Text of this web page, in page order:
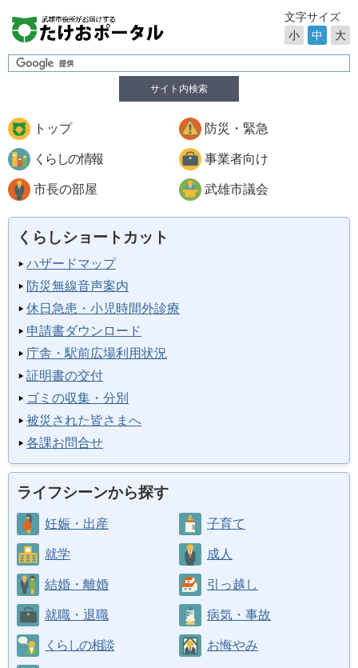
サイト内検索
文字サイズ
小
中 大
トップ 防災・緊急
くらしの情報 事業者向け
市長の部屋 武雄市議会
くらしショートカット
ハザードマップ
防災無線音声案内
休日急患・小児時間外診療
申請書ダウンロード
庁舎・駅前広場利用状況
証明書の交付
ゴミの収集・分別
被災された皆さまへ
各課お問合せ
ライフシーンから探す
妊娠・出産 子育て
就学 成人
結婚・離婚 引っ越し
就職・退職 病気・事故
くらしの相談 お悔やみ